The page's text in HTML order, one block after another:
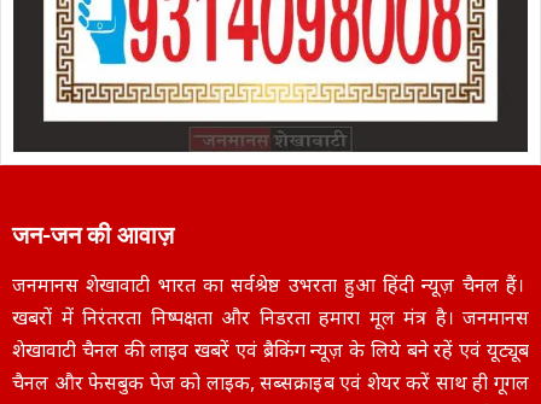
जन-जन की आवाज़
जनमानस शेखावाटी भारत का सर्वश्रेष्ठ उभरता हुआ हिंदी न्यूज़ चैनल हैं।
खबरों में निरंतरता निष्पक्षता और निडरता हमारा मूल मंत्र है। जनमानस
शेखावाटी चैनल की लाइव खबरें एवं ब्रैकिंग न्यूज़ के लिये बने रहें एवं यूट्यूब
चैनल और फेसबुक पेज को लाइक, सब्सक्राइब एवं शेयर करें साथ ही गूगल